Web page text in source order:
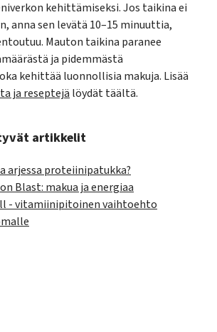
kehittämiseksi. Jos taikina ei
anna sen levätä 10–15 minuuttia,
Mauton taikina paranee
ja pidemmästä
kehittää luonnollisia makuja. Lisää
ja reseptejä löydät täältä.
artikkelit
arjessa proteiinipatukka?
Blast: makua ja energiaa
- vitamiinipitoinen vaihtoehto